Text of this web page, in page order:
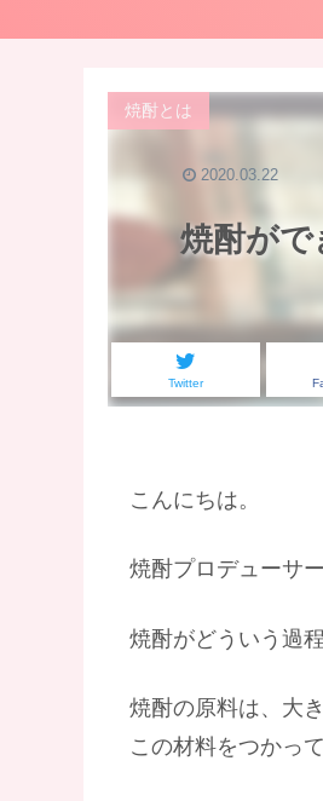
焼酎が
焼酎とは
Twitter
2020.03.22
こんにちは。
焼酎プロデューサ
焼酎がどういう過
焼酎の原料は、大
この材料をつかっ